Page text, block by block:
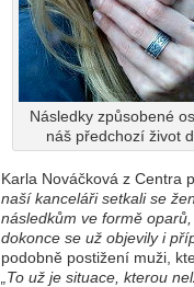
Následky způsobené
náš předchozí život
Karla Nováčková z Centra
naší kanceláři setkali se
následkům ve formě
dokonce se už objevily i
podobně postižení muži,
„To už je situace, kterou